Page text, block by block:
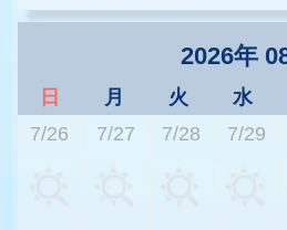
2026年
日 月 火 水
7/26
7/27 7/28 7/29